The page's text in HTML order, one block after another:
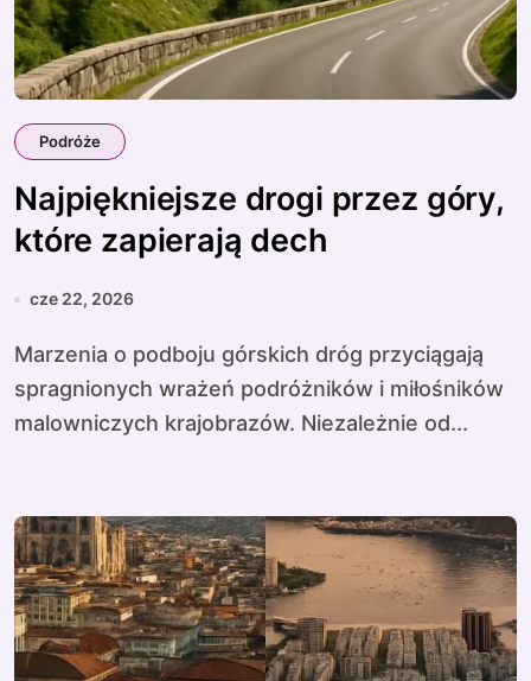
Podróże
Najpiękniejsze drogi przez góry,
które zapierają dech
cze 22, 2026
Marzenia o podboju górskich dróg przyciągają
spragnionych wrażeń podróżników i miłośników
malowniczych krajobrazów. Niezależnie od...